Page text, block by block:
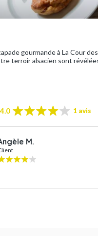
gourmande à La Cour
terroir alsacien sont
4.0 1 avis
M.